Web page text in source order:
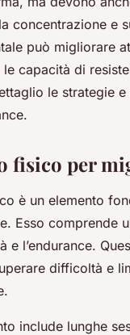
concentrazione e
può migliorare
le capacità di
le strategie
fisico per
è un elemento
Esso comprende
e l’endurance.
difficoltà e
include lunghe